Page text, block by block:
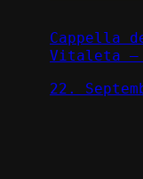
Cappella
Vitaleta –
22.